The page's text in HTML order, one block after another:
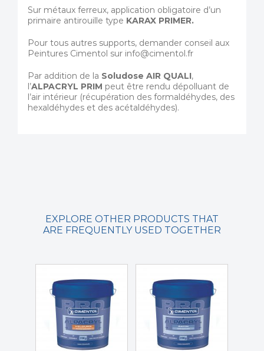
Sur métaux ferreux, application obligatoire d’un
primaire antirouille type KARAX PRIMER.
Pour tous autres supports, demander conseil aux
Peintures Cimentol sur info@cimentol.fr
Par addition de la Soludose AIR QUALI,
l’ALPACRYL PRIM peut être rendu dépolluant de
l’air intérieur (récupération des formaldéhydes, des
hexaldéhydes et des acétaldéhydes).
EXPLORE OTHER PRODUCTS THAT
ARE FREQUENTLY USED TOGETHER